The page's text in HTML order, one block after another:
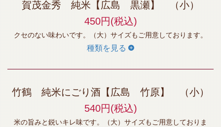
賀茂金秀 純米【広島 黒瀬】 （小）
450円(税込)
クセのない味わいです。（大）サイズもご用意しております。
種類を見る
竹鶴 純米にごり酒【広島 竹原】 （小）
540円(税込)
米の旨みと鋭いキレ味です。（大）サイズもご用意しておりま